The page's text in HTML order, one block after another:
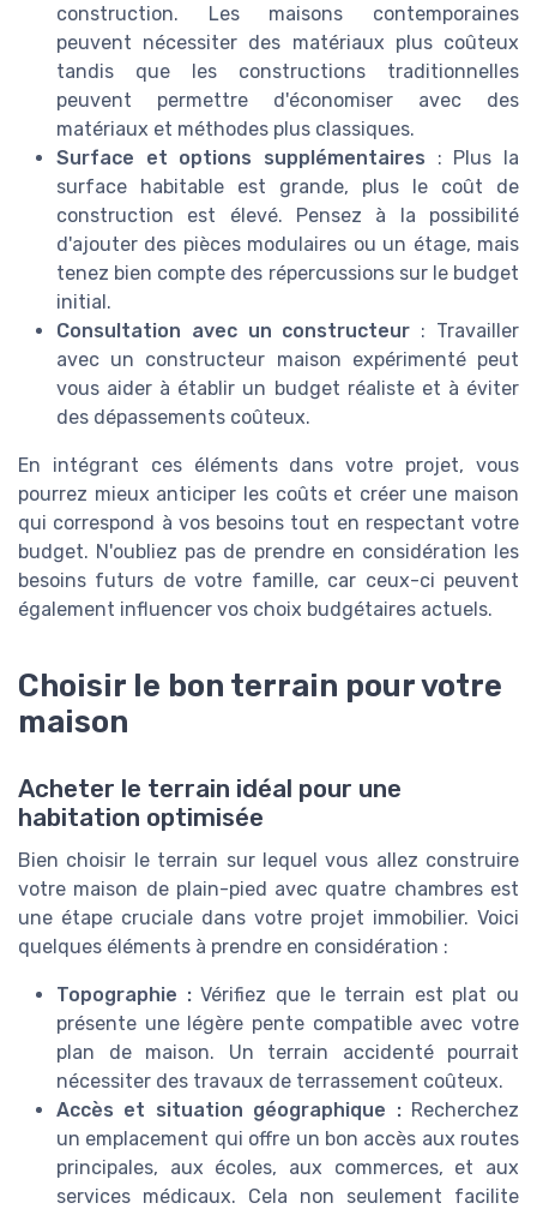
construction. Les maisons contemporaines
peuvent nécessiter des matériaux plus coûteux
tandis que les constructions traditionnelles
peuvent permettre d'économiser avec des
matériaux et méthodes plus classiques.
Surface et options supplémentaires : Plus la
surface habitable est grande, plus le coût de
construction est élevé. Pensez à la possibilité
d'ajouter des pièces modulaires ou un étage, mais
tenez bien compte des répercussions sur le budget
initial.
Consultation avec un constructeur : Travailler
avec un constructeur maison expérimenté peut
vous aider à établir un budget réaliste et à éviter
des dépassements coûteux.
En intégrant ces éléments dans votre projet, vous
pourrez mieux anticiper les coûts et créer une maison
qui correspond à vos besoins tout en respectant votre
budget. N'oubliez pas de prendre en considération les
besoins futurs de votre famille, car ceux-ci peuvent
également influencer vos choix budgétaires actuels.
Choisir le bon terrain pour votre
maison
Acheter le terrain idéal pour une
habitation optimisée
Bien choisir le terrain sur lequel vous allez construire
votre maison de plain-pied avec quatre chambres est
une étape cruciale dans votre projet immobilier. Voici
quelques éléments à prendre en considération :
Topographie :Vérifiez que le terrain est plat ou
présente une légère pente compatible avec votre
plan de maison. Un terrain accidenté pourrait
nécessiter des travaux de terrassement coûteux.
Accès et situation géographique :Recherchez
un emplacement qui offre un bon accès aux routes
principales, aux écoles, aux commerces, et aux
services médicaux. Cela non seulement facilite